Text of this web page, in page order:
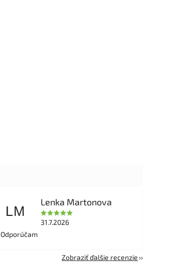
LM
Lenka Martonova
31.7.2026
Odporúčam
Zobraziť ďalšie recenzie